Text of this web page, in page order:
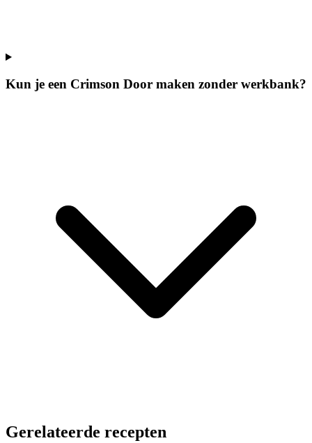
Kun je een Crimson Door maken zonder werkbank?
Gerelateerde recepten